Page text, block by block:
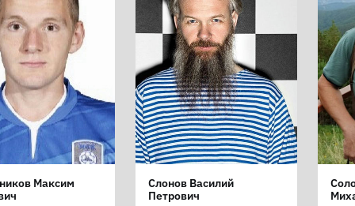
Наталия
Максим
Слонов Василий
Петрович